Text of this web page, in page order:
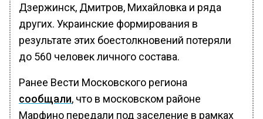
Дзержинск, Дмитров, Михайловка и ряда
других. Украинские формирования в
результате этих боестолкновений потеряли
до 560 человек личного состава.
Ранее Вести Московского региона
сообщали, что в московском районе
Марфино передали под заселение в рамках